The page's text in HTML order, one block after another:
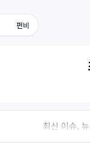
펀비
최신 이슈,